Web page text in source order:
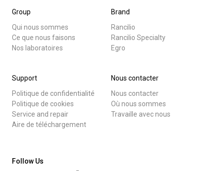
Group
Qui nous sommes
Ce que nous faisons
Nos laboratoires
Brand
Rancilio
Rancilio Specialty
Egro
Support
Politique de confidentialité
Politique de cookies
Service and repair
Aire de téléchargement
Nous contacter
Nous contacter
Où nous sommes
Travaille avec nous
Follow Us
Toutes
Télécharger
Plus de
Histoire
Nos laboratoires
Durabilité
Connect